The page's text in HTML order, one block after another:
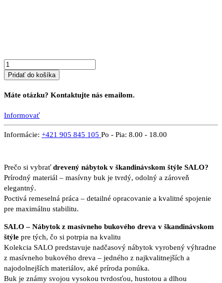
Pridať do košíka
Máte otázku? Kontaktujte nás emailom.
Informovať
Informácie: +421 905 845 105 Po - Pia: 8.00 - 18.00
Prečo si vybrať drevený nábytok v škandinávskom štýle SALO?
Prírodný materiál – masívny buk je tvrdý, odolný a zároveň
elegantný.
Poctivá remeselná práca – detailné opracovanie a kvalitné spojenie
pre maximálnu stabilitu.
SALO – Nábytok z masívneho bukového dreva v škandinávskom
štýle pre tých, čo si potrpia na kvalitu
Kolekcia SALO predstavuje nadčasový nábytok vyrobený výhradne
z masívneho bukového dreva – jedného z najkvalitnejších a
najodolnejších materiálov, aké príroda ponúka.
Buk je známy svojou vysokou tvrdosťou, hustotou a dlhou